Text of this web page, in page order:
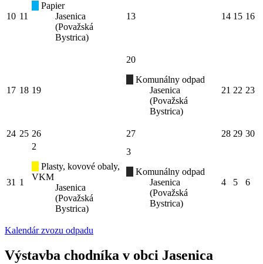
10 11
Papier
Jasenica
(Považská
Bystrica)
13 14 15 16
17 18 19
20
Komunálny odpad
Jasenica
(Považská
Bystrica)
21 22 23
24 25 26 27 28 29 30
31 1
2
Plasty, kovové obaly,
VKM
Jasenica
(Považská
Bystrica)
3
Komunálny odpad
Jasenica
(Považská
Bystrica)
4 5 6
Kalendár zvozu odpadu
Výstavba chodníka v obci Jasenica